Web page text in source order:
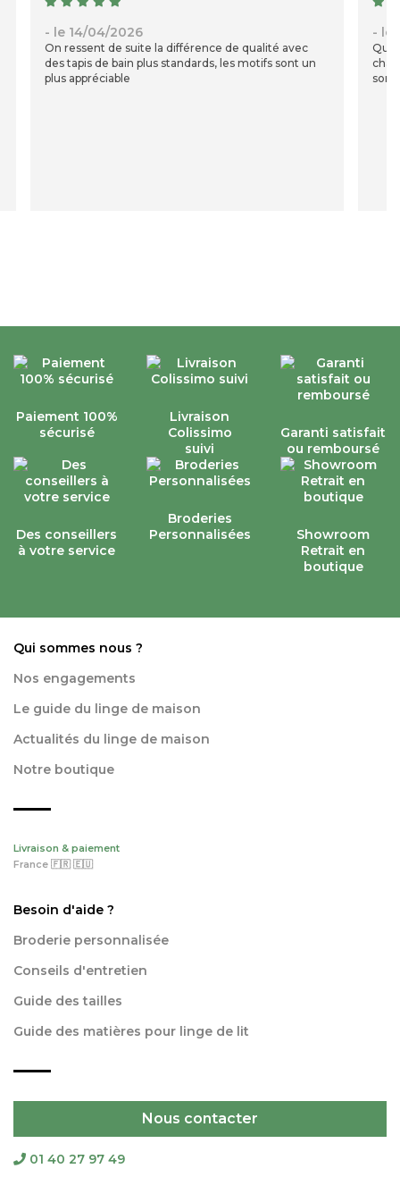
- le 14/04/2026
On ressent de suite la différence de qualité avec
des tapis de bain plus standards, les motifs sont un
plus appréciable
- le
Paiement 100%
sécurisé
Livraison
Colissimo
suivi
Garanti satisfait
ou remboursé
Des conseillers
à votre service
Broderies
Personnalisées
Showroom
Retrait en
boutique
Qui sommes nous ?
Nos engagements
Le guide du linge de maison
Actualités du linge de maison
Notre boutique
Livraison & paiement
France 🇫🇷 🇪🇺
Besoin d'aide ?
Broderie personnalisée
Conseils d'entretien
Guide des tailles
Guide des matières pour linge de lit
Nous contacter
01 40 27 97 49